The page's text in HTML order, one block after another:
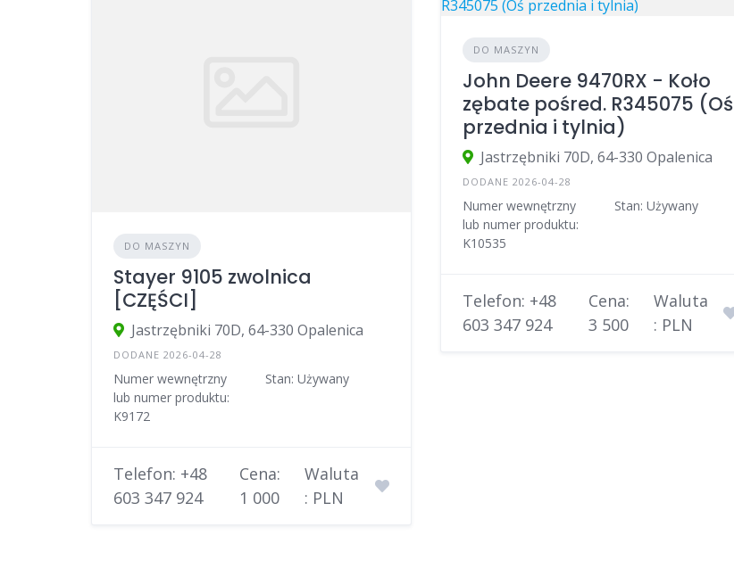
DO MASZYN
Stayer 9105 zwolnica
[CZĘŚCI]
Jastrzębniki 70D, 64-330 Opalenica
DODANE 2026-04-28
Numer wewnętrzny
lub numer produktu:
K9172
Stan: Używany
Telefon: +48
603 347 924
Cena:
1 000
Waluta
: PLN
DO MASZYN
John Deere 9470RX - Koło
zębate pośred. R345075 (Oś
przednia i tylnia)
Jastrzębniki 70D, 64-330 Opalenica
DODANE 2026-04-28
Numer wewnętrzny
lub numer produktu:
K10535
Stan: Używany
Telefon: +48
603 347 924
Cena:
3 500
Waluta
: PLN